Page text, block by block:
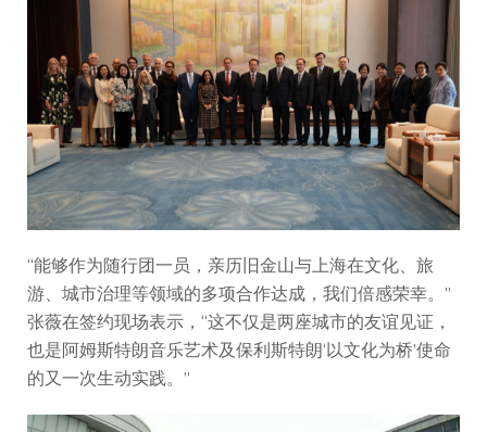
“能够作为随行团一员，亲历旧金山与上海在文化、旅
游、城市治理等领域的多项合作达成，我们倍感荣幸。”
张薇在签约现场表示，“这不仅是两座城市的友谊见证，
也是阿姆斯特朗音乐艺术及保利斯特朗‘以文化为桥’使命
的又一次生动实践。”